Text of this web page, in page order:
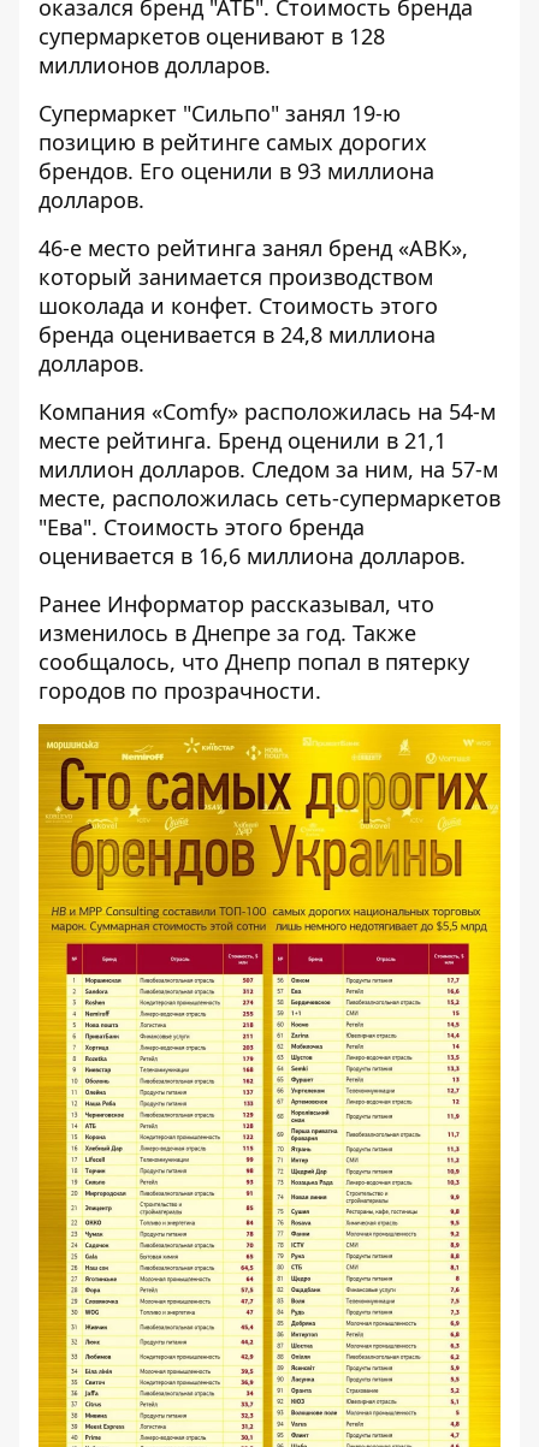
оказался бренд "АТБ". Стоимость бренда
супермаркетов оценивают в 128
миллионов долларов.
Супермаркет "Сильпо" занял 19-ю
позицию в рейтинге самых дорогих
брендов. Его оценили в 93 миллиона
долларов.
46-е место рейтинга занял бренд «АВК»,
который занимается производством
шоколада и конфет. Стоимость этого
бренда оценивается в 24,8 миллиона
долларов.
Компания «Comfy» расположилась на 54-м
месте рейтинга. Бренд оценили в 21,1
миллион долларов. Следом за ним, на 57-м
месте, расположилась сеть-супермаркетов
"Ева". Стоимость этого бренда
оценивается в 16,6 миллиона долларов.
Ранее Информатор рассказывал, что
изменилось в Днепре за год. Также
сообщалось, что Днепр попал в пятерку
городов по прозрачности.